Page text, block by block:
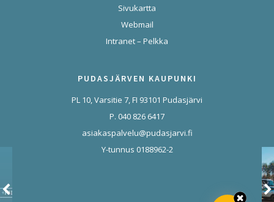
Sivukartta
Webmail
Intranet – Pelkka
PUDASJÄRVEN KAUPUNKI
PL 10, Varsitie 7, FI 93101 Pudasjärvi
P. 040 826 6417
asiakaspalvelu@pudasjarvi.fi
Y-tunnus 0188962-2